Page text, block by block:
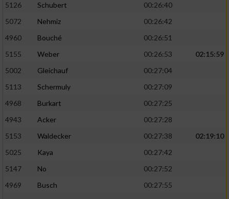
5126
Schubert
00:26:40
5072
Nehmiz
00:26:42
4960
Bouché
00:26:51
5155
Weber 00:26:53
02:15:59
5002
Gleichauf
00:27:04
5113
Schermuly
00:27:09
4968
Burkart
00:27:25
4943
Acker
00:27:28
5153
Waldecker 00:27:38
02:19:10
5025
Kaya
00:27:42
5147
No
00:27:52
4969
Busch
00:27:55